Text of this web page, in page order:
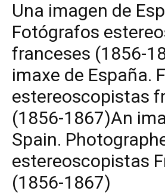
Una imagen de
Fotógrafos
franceses (1856-
imaxe de España.
estereoscopistas
(1856-1867)An
Spain.
estereoscopistas
(1856-1867)